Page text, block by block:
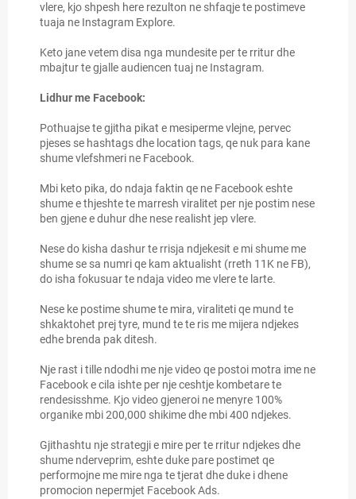
vlere, kjo shpesh here rezulton ne shfaqje te postimeve
tuaja ne Instagram Explore.
Keto jane vetem disa nga mundesite per te rritur dhe
mbajtur te gjalle audiencen tuaj ne Instagram.
Lidhur me Facebook:
Pothuajse te gjitha pikat e mesiperme vlejne, pervec
pjeses se hashtags dhe location tags, qe nuk para kane
shume vlefshmeri ne Facebook.
Mbi keto pika, do ndaja faktin qe ne Facebook eshte
shume e thjeshte te marresh viralitet per nje postim nese
ben gjene e duhur dhe nese realisht jep vlere.
Nese do kisha dashur te rrisja ndjekesit e mi shume me
shume se sa numri qe kam aktualisht (rreth 11K ne FB),
do isha fokusuar te ndaja video me vlere te larte.
Nese ke postime shume te mira, viraliteti qe mund te
shkaktohet prej tyre, mund te te ris me mijera ndjekes
edhe brenda pak ditesh.
Nje rast i tille ndodhi me nje video qe postoi motra ime ne
Facebook e cila ishte per nje ceshtje kombetare te
rendesisshme. Kjo video gjeneroi ne menyre 100%
organike mbi 200,000 shikime dhe mbi 400 ndjekes.
Gjithashtu nje strategji e mire per te rritur ndjekes dhe
shume nderveprim, eshte duke pare postimet qe
performojne me mire nga te tjerat dhe duke i dhene
promocion nepermjet Facebook Ads.